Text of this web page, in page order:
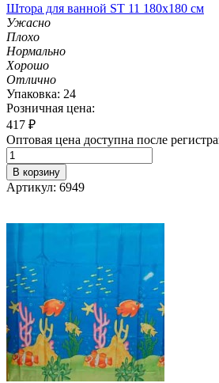
Штора для ванной ST 11 180х180 см
Ужасно
Плохо
Нормально
Хорошо
Отлично
Упаковка: 24
Розничная цена:
417 ₽
Оптовая цена доступна после
В корзину
Артикул: 6949